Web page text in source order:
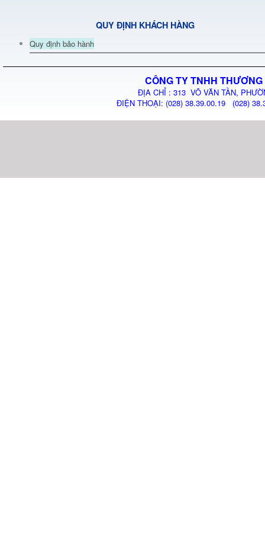
QUY ĐỊNH KHÁCH HÀNG
Quy định bảo hành
CÔNG TY TNHH
ĐỊA CHỈ : 313 VÕ VĂN TẦN,
ĐIỆN THOẠI: (028) 38.39.00.19 (028)